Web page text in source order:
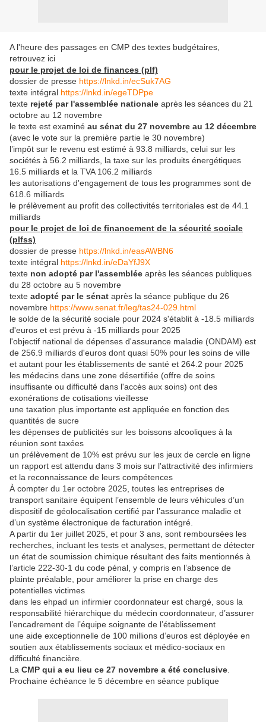
A l'heure des passages en CMP des textes budgétaires,
retrouvez ici
pour le projet de loi de finances (plf)
dossier de presse https://lnkd.in/ecSuk7AG
texte intégral https://lnkd.in/egeTDPpe
texte rejeté par l'assemblée nationale après les séances du 21
octobre au 12 novembre
le texte est examiné au sénat du 27 novembre au 12 décembre
(avec le vote sur la première partie le 30 novembre)
l’impôt sur le revenu est estimé à 93.8 milliards, celui sur les
sociétés à 56.2 milliards, la taxe sur les produits énergétiques
16.5 milliards et la TVA 106.2 milliards
les autorisations d'engagement de tous les programmes sont de
618.6 milliards
le prélèvement au profit des collectivités territoriales est de 44.1
milliards
pour le projet de loi de financement de la sécurité sociale
(plfss)
dossier de presse https://lnkd.in/easAWBN6
texte intégral https://lnkd.in/eDaYfJ9X
texte non adopté par l'assemblée après les séances publiques
du 28 octobre au 5 novembre
texte adopté par le sénat après la séance publique du 26
novembre https://www.senat.fr/leg/tas24-029.html
le solde de la sécurité sociale pour 2024 s'établit à -18.5 milliards
d'euros et est prévu à -15 milliards pour 2025
l'objectif national de dépenses d'assurance maladie (ONDAM) est
de 256.9 milliards d'euros dont quasi 50% pour les soins de ville
et autant pour les établissements de santé et 264.2 pour 2025
les médecins dans une zone désertifiée (offre de soins
insuffisante ou difficulté dans l'accès aux soins) ont des
exonérations de cotisations vieillesse
une taxation plus importante est appliquée en fonction des
quantités de sucre
les dépenses de publicités sur les boissons alcooliques à la
réunion sont taxées
un prélèvement de 10% est prévu sur les jeux de cercle en ligne
un rapport est attendu dans 3 mois sur l'attractivité des infirmiers
et la reconnaissance de leurs compétences
À compter du 1er octobre 2025, toutes les entreprises de
transport sanitaire équipent l’ensemble de leurs véhicules d’un
dispositif de géolocalisation certifié par l’assurance maladie et
d’un système électronique de facturation intégré.
A partir du 1er juillet 2025, et pour 3 ans, sont remboursées les
recherches, incluant les tests et analyses, permettant de détecter
un état de soumission chimique résultant des faits mentionnés à
l’article 222‑30‑1 du code pénal, y compris en l’absence de
plainte préalable, pour améliorer la prise en charge des
potentielles victimes
dans les ehpad un infirmier coordonnateur est chargé, sous la
responsabilité hiérarchique du médecin coordonnateur, d’assurer
l’encadrement de l’équipe soignante de l’établissement
une aide exceptionnelle de 100 millions d’euros est déployée en
soutien aux établissements sociaux et médico‑sociaux en
difficulté financière.
La CMP qui a eu lieu ce 27 novembre a été conclusive
Prochaine échéance le 5 décembre en séance publique